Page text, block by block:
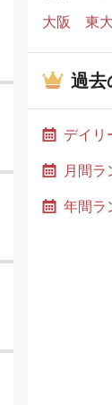
大阪
東大
過去
デイリ
月間ラ
年間ラ